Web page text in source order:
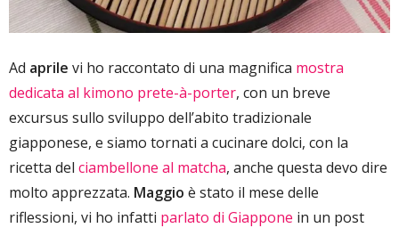
Ad aprile vi ho raccontato di una magnifica mostra
dedicata al kimono prete-à-porter, con un breve
excursus sullo sviluppo dell’abito tradizionale
giapponese, e siamo tornati a cucinare dolci, con la
ricetta del ciambellone al matcha, anche questa devo dire
molto apprezzata. Maggio è stato il mese delle
riflessioni, vi ho infatti parlato di Giappone in un post